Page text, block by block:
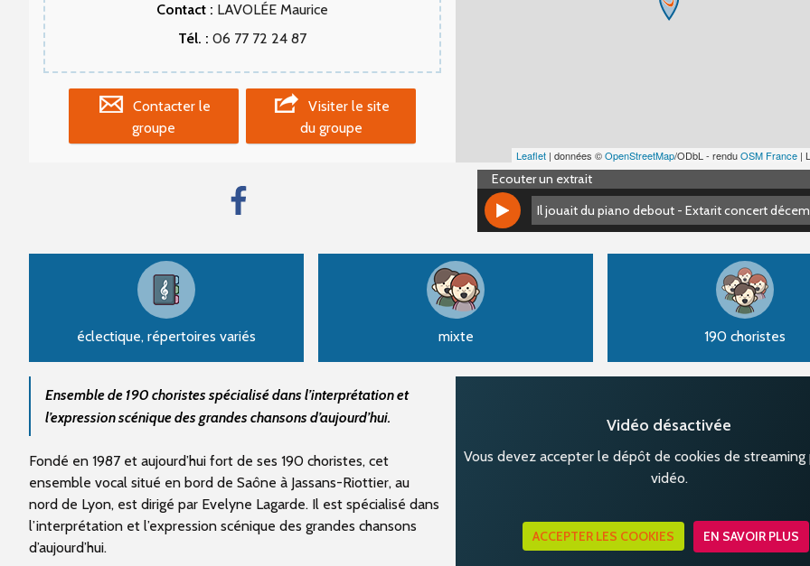
Contact : LAVOLÉE Maurice
Tél. : 06 77 72 24 87
Contacter le
groupe
Visiter le site
du groupe
Leaflet | données ©OpenStreetMap/ODbL - renduOSM France |
Ecouter un extrait
Il jouait du piano debout - Extarit concert
Il jouait du piano debout - Extarit concert
éclectique, répertoires variés mixte 190 choristes
Vidéo désactivée
Vous devez accepter le dépôt de cookies de streaming
vidéo.
ACCEPTER LES COOKIES EN SAVOIR PLUS
Ensemble de 190 choristes spécialisé dans l’interprétation et
l’expression scénique des grandes chansons d’aujourd’hui.
Fondé en 1987 et aujourd’hui fort de ses 190 choristes, cet
ensemble vocal situé en bord de Saône à Jassans-Riottier, au
nord de Lyon, est dirigé par Evelyne Lagarde. Il est spécialisé dans
l’interprétation et l’expression scénique des grandes chansons
d’aujourd’hui.